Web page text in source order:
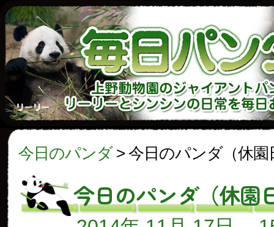
今日のパンダ> 今日のパンダ（休園
今日のパンダ（休園